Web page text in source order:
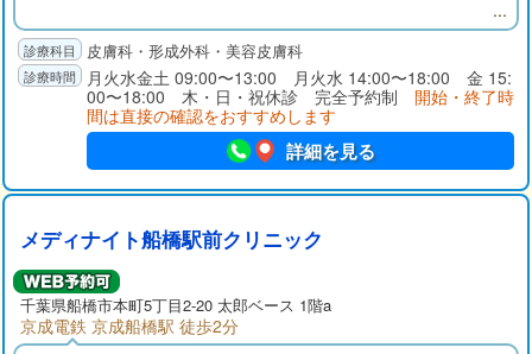
皮膚科・形成外科・美容皮膚科
月火水金土 09:00〜13:00 月火水 14:00〜18:00 金 15:
00〜18:00 木・日・祝休診 完全予約制 開始・終了時
間は直接の確認をおすすめします
詳細を見る
メディナイト船橋駅前クリニック
千葉県船橋市本町5丁目2-20 太郎ベース 1階a
京成電鉄 京成船橋駅 徒歩2分